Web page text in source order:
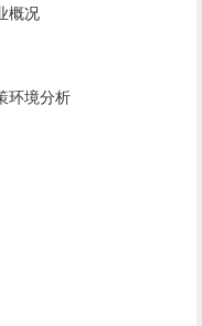
概况
环境分析